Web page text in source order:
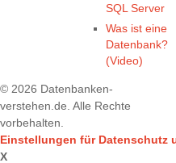
SQL Server
Was ist eine
Datenbank?
(Video)
© 2026 Datenbanken-
verstehen.de. Alle Rechte
vorbehalten.
Einstellungen für Datenschutz
X